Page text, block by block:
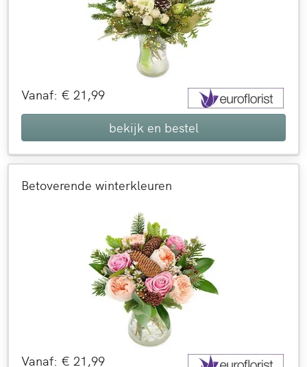
Vanaf: € 21,99
bekijk en bestel
Betoverende winterkleuren
Vanaf: € 21,99